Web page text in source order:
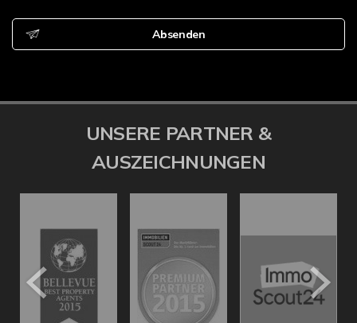
Absenden
UNSERE PARTNER &
AUSZEICHNUNGEN